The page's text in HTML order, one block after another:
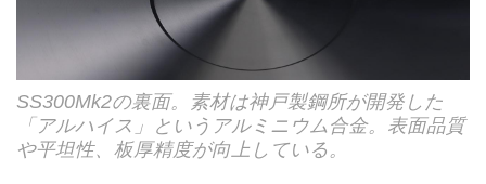
SS300Mk2の裏面。素材は神戸製鋼所が開発した
「アルハイス」というアルミニウム合金。表面品質
や平坦性、板厚精度が向上している。